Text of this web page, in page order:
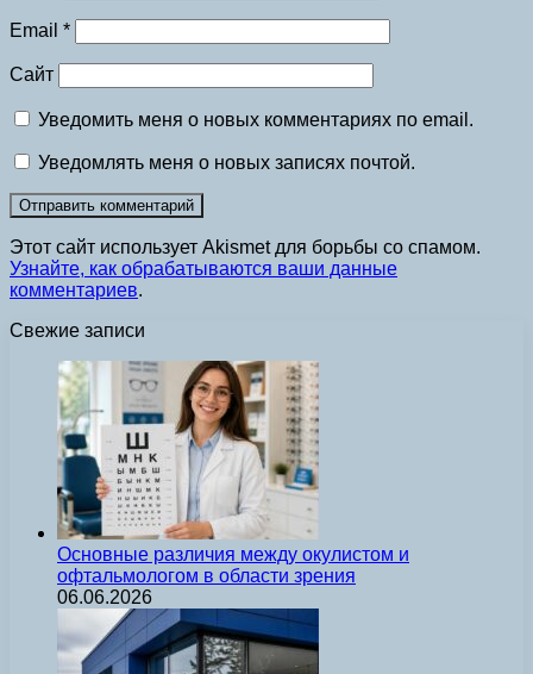
Email *
Сайт
Уведомить меня о новых комментариях по email.
Уведомлять меня о новых записях почтой.
Этот сайт использует Akismet для борьбы со спамом.
Узнайте, как обрабатываются ваши данные
комментариев.
Свежие записи
Основные различия между окулистом и
офтальмологом в области зрения
06.06.2026